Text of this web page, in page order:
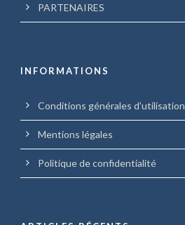
PARTENAIRES
INFORMATIONS
Conditions générales d’utilisation
Mentions légales
Politique de confidentialité